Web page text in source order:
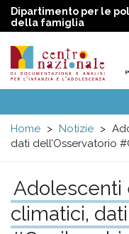
Dipartimento per le
della famiglia
Centro
di
menu
Temi
Attività
Convenzione
Home
Notizie
dati dell’Osservatorio
Adolescenti
climatici,